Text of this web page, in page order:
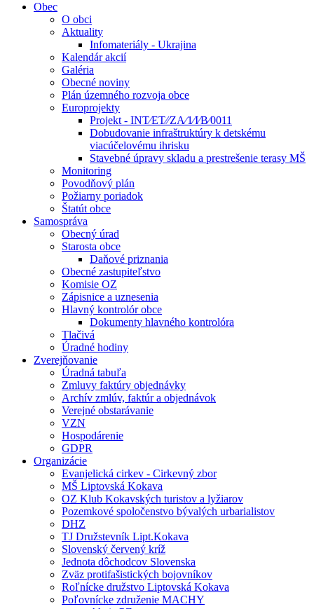
Obec
O obci
Aktuality
Infomateriály - Ukrajina
Kalendár akcií
Galéria
Obecné noviny
Plán územného rozvoja obce
Europrojekty
Projekt - INT⁄ET⁄⁄ZA⁄1⁄I⁄B⁄0011
Dobudovanie infraštruktúry k detskému
viacúčelovému ihrisku
Stavebné úpravy skladu a prestrešenie terasy MŠ
Monitoring
Povodňový plán
Požiarny poriadok
Štatút obce
Samospráva
Obecný úrad
Starosta obce
Daňové priznania
Obecné zastupiteľstvo
Komisie OZ
Zápisnice a uznesenia
Hlavný kontrolór obce
Dokumenty hlavného kontrolóra
Tlačivá
Úradné hodiny
Zverejňovanie
Úradná tabuľa
Zmluvy faktúry objednávky
Archív zmlúv, faktúr a objednávok
Verejné obstarávanie
VZN
Hospodárenie
GDPR
Organizácie
Evanjelická cirkev - Cirkevný zbor
MŠ Liptovská Kokava
OZ Klub Kokavských turistov a lyžiarov
Pozemkové spoločenstvo bývalých urbarialistov
DHZ
TJ Družstevník Lipt.Kokava
Slovenský červený kríž
Jednota dôchodcov Slovenska
Zväz protifašistických bojovníkov
Roľnícke družstvo Liptovská Kokava
Poľovnícke združenie MACHY